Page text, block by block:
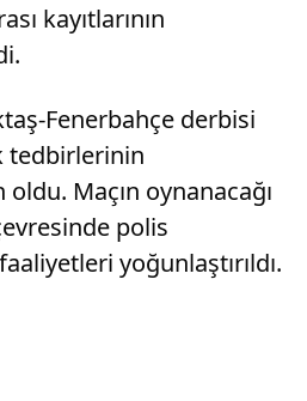
kayıtlarının
Fenerbahçe derbisi
tedbirlerinin
oldu. Maçın oynanacağı
polis
yoğunlaştırıldı.